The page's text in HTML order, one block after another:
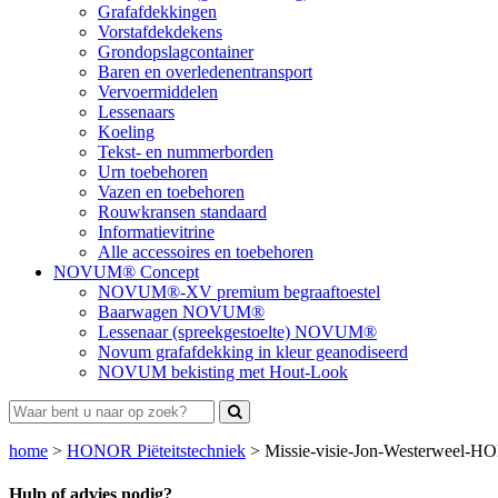
Grafafdekkingen
Vorstafdekdekens
Grondopslagcontainer
Baren en overledenentransport
Vervoermiddelen
Lessenaars
Koeling
Tekst- en nummerborden
Urn toebehoren
Vazen en toebehoren
Rouwkransen standaard
Informatievitrine
Alle accessoires en toebehoren
NOVUM® Concept
NOVUM®-XV premium begraaftoestel
Baarwagen NOVUM®
Lessenaar (spreekgestoelte) NOVUM®
Novum grafafdekking in kleur geanodiseerd
NOVUM bekisting met Hout-Look
home > HONOR Piëteitstechniek > Missie-visie-Jon-Westerweel-